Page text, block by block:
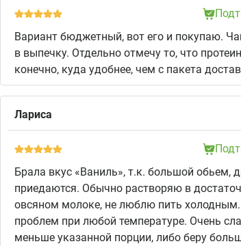
Вариант бюджетный, вот его и покупаю.
в выпечку. Отдельно отмечу то, что
конечно, куда удобнее, чем с пакета
Лариса
Брала вкус «Ваниль», т.к. большой обьем,
приедаются. Обычно растворяю в
овсяном молоке, не люблю пить холодным.
проблем при любой температуре. Очень
меньше указанной порции, либо беру